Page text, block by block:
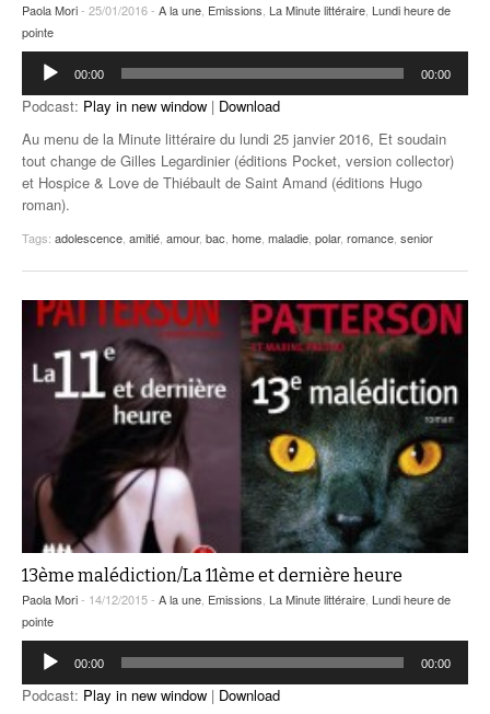
Paola Mori- 25/01/2016 - A la une, Emissions, La Minute littéraire, Lundi heure de
pointe
Lecteur
audio
00:00 00:00
Podcast: Play in new window | Download
Au menu de la Minute littéraire du lundi 25 janvier 2016, Et soudain
tout change de Gilles Legardinier (éditions Pocket, version collector)
et Hospice & Love de Thiébault de Saint Amand (éditions Hugo
roman).
Tags: adolescence, amitié, amour, bac, home, maladie, polar, romance, senior
13ème malédiction/La 11ème et dernière heure
Paola Mori- 14/12/2015 - A la une Emissions La Minute littéraire Lundi heure de
pointe
Lecteur
audio
00:00 00:00
Podcast: Play in new window | Download